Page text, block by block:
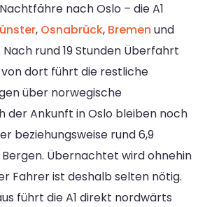
nach Oslo – die A1
, Osnabrück, Bremen und
rund 19 Stunden Überfahrt
von dort führt die restliche
über norwegische
der Ankunft in Oslo bleiben noch
beziehungsweise rund 6,9
Übernachtet wird ohnehin
Fahrer ist deshalb selten nötig.
führt die A1 direkt nordwärts